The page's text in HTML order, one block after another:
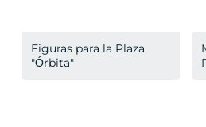
Figuras para la Plaza
"Órbita"